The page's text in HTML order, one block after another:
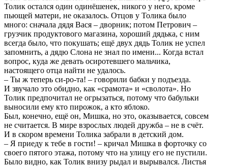
Толик остался один одинёшенек, никого у него, кроме
пьющей матери, не оказалось. Отцов у Толика было
много: сначала дядя Вася – дворник; потом Петрович –
грузчик продуктового магазина, хороший дядька, с ним
всегда было, что покушать; ещё двух дядь Толик не успел
запомнить, а дядю Слона не знал по имени... Когда встал
вопрос, куда же девать осиротевшего мальчика,
настоящего отца найти не удалось.
– Ты ж теперь си-ро-та! – говорили бабки у подъезда.
И звучало это обидно, как «срамота» и «сволота». Но
Толик предпочитал не огрызаться, потому что бабульки
выносили ему кто пирожок, а кто яблоко.
Был, конечно, ещё он, Мишка, но это, оказывается, совсем
не считается. В мире взрослых людей дружба – не в счёт.
И в скором времени Толика забрали в детский дом.
– Я приеду к тебе в гости! – кричал Мишка в форточку со
своего пятого этажа, потому что на улицу его не пустили.
Было видно, как Толик внизу рыдал и вырывался. Листья